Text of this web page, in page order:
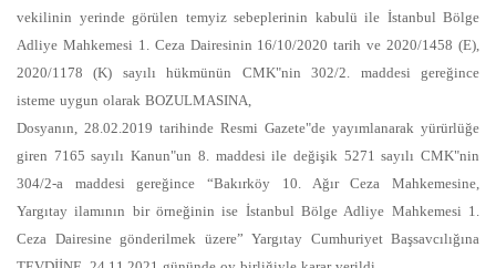
vekilinin yerinde görülen temyiz sebeplerinin kabulü ile İstanbul Bölge
Adliye Mahkemesi 1. Ceza Dairesinin 16/10/2020 tarih ve 2020/1458 (E),
2020/1178 (K) sayılı hükmünün CMK"nin 302/2. maddesi gereğince
isteme uygun olarak BOZULMASINA,
Dosyanın, 28.02.2019 tarihinde Resmi Gazete"de yayımlanarak yürürlüğe
giren 7165 sayılı Kanun"un 8. maddesi ile değişik 5271 sayılı CMK"nin
304/2-a maddesi gereğince “Bakırköy 10. Ağır Ceza Mahkemesine,
Yargıtay ilamının bir örneğinin ise İstanbul Bölge Adliye Mahkemesi 1.
Ceza Dairesine gönderilmek üzere” Yargıtay Cumhuriyet Başsavcılığına